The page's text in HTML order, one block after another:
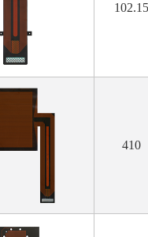
102.15
410